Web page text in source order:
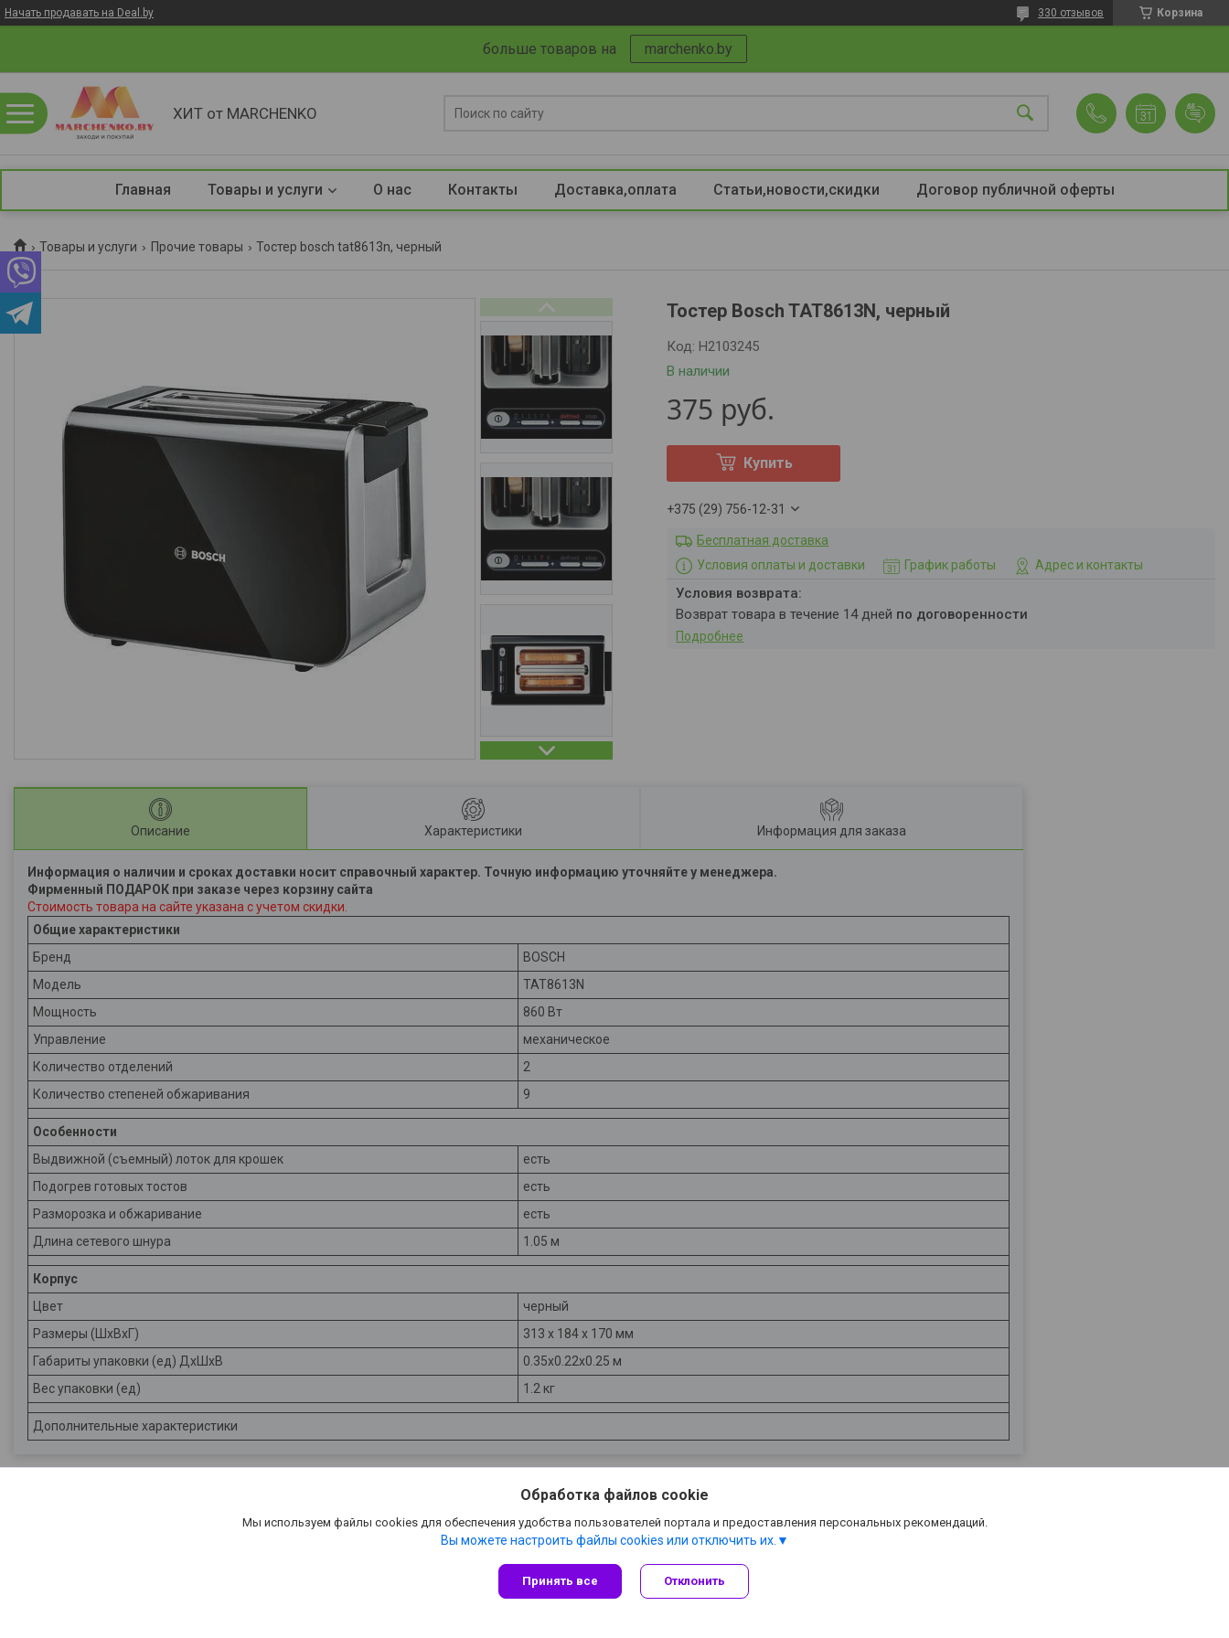
Начать продавать на Deal.by Корзина
330 отзывов
больше товаров на marchenko.by
ХИТ от MARCHENKO
Главная Товары и услуги О нас Контакты Доставка,оплата Статьи,новости,скидки Договор публичной оферты
Товары и услуги Прочие товары Тостер bosch tat8613n, черный
Тостер Bosch TAT8613N, черный
В наличии
Код: Н2103245
375 руб.
Купить
+375 (29) 756-12-31
Бесплатная доставка
Условия оплаты и доставки
График работы Адрес и контакты
возврат товара в течение 14 дней по договоренности
Подробнее
Описание Характеристики Информация для заказа
Информация о наличии и сроках доставки носит справочный характер. Точную информацию уточняйте у менеджера.
Фирменный ПОДАРОК при заказе через корзину сайта
Стоимость товара на сайте указана с учетом скидки.
Общие характеристики
Бренд
BOSCH
Модель
TAT8613N
Мощность
860 Вт
Управление
механическое
Количество отделений
2
Количество степеней обжаривания
9
Особенности
Выдвижной (съемный) лоток для крошек
есть
Подогрев готовых тостов
есть
Разморозка и обжаривание
есть
Длина сетевого шнура
1.05 м
Корпус
Цвет
черный
Размеры (ШхВхГ)
313 х 184 х 170 мм
Габариты упаковки (ед) ДхШхВ
0.35x0.22x0.25 м
Вес упаковки (ед)
1.2 кг
Дополнительные характеристики
Сайт создан на платформе Deal.by
Политика обработки файлов cookies
Обработка файлов cookie
Мы используем файлы cookies для обеспечения удобства пользователей портала и предоставления персональных рекомендаций.
Вы можете настроить файлы cookies или отключить их.
Принять все Отклонить